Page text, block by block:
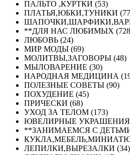
ПАЛЬТО ,КУРТКИ (53)
ПЛАТЬЯ,ЮБКИ,ТУНИКИ
**ДЛЯ НАС ЛЮБИМЫХ
ЛЮБОВЬ (24)
МИР МОДЫ (69)
МОЛИТВЫ,ЗАГОВОРЫ (48)
МЫЛОВАРЕНИЕ (30)
НАРОДНАЯ МЕДИЦИНА
ПОЛЕЗНЫЕ СОВЕТЫ (90)
ПОХУДЕНИЕ (45)
ПРИЧЕСКИ (68)
УХОД ЗА ТЕЛОМ (173)
ЮВЕЛИРНЫЕ УКРАШЕНИЯ
**ЗАНИМАЕМСЯ С ДЕТЬМИ
ЛЕПИЛКИ,ВЫРЕЗАЛКИ (34)